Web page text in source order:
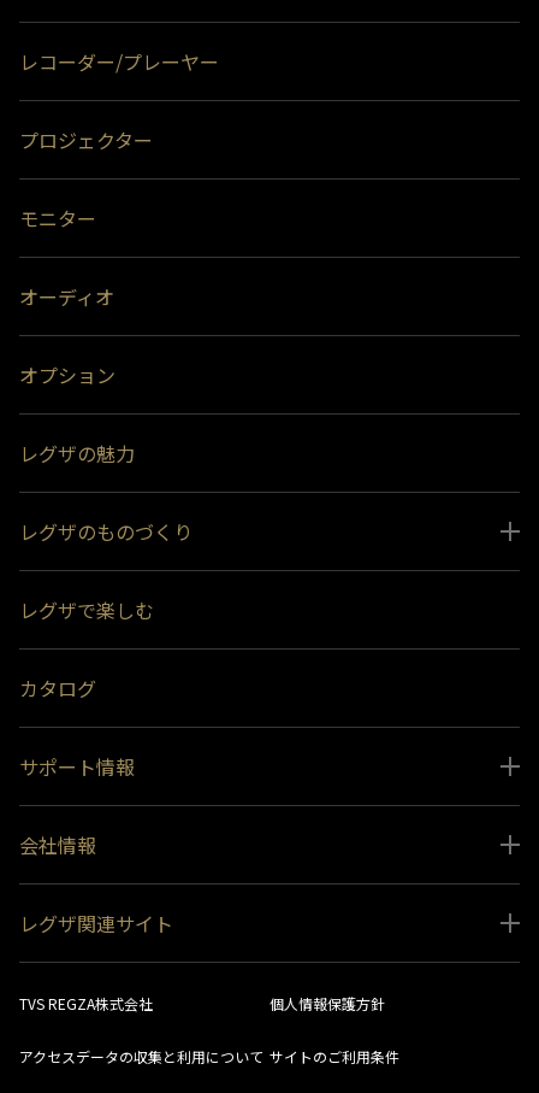
レコーダー/プレーヤー
プロジェクター
モニター
オーディオ
オプション
レグザの魅力
レグザのものづくり
受賞履歴
おすすめ番組
レグザで楽しむ
カタログ
サポート情報
インフォメーション 一覧
よくあるご質問 (FAQ）
お問い合わせ
生産終了商品一覧
ソフトウェアダウンロード情報
会社情報
会社概要
レグザ関連サイト
レグザ メンバーズ
法人向けサイト
TVS REGZA株式会社 個人情報保護方針
アクセスデータの収集と利用について サイトのご利用条件